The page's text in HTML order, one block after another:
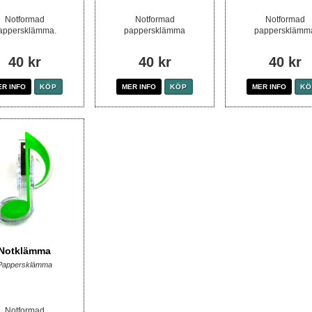
Notformad
40 kr
INFO KÖP
Notformad
pappersklämma
40 kr
MER INFO KÖP
Notformad
40 kr
MER INFO